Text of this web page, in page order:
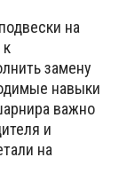
на
к
замену
навыки
важно
и
на